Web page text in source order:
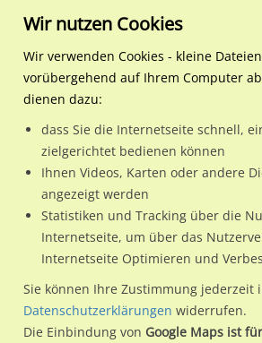
Regionale Plakatwerbung
Altona Bus-Bf
Nutze günstige Werbemöglichkeiten
Bus-Bf freistehendim Ortsteil Altona)in
Hansestadt.
Wir erheben für jede unserer
Wir nutzen Cookies
Wir verwenden Cookies - kleine
vorübergehend auf Ihrem Computer
dienen dazu:
dass Sie die Internetseite schnell,
zielgerichtet bedienen können
Ihnen Videos, Karten oder andere
angezeigt werden
Statistiken und Tracking über die
Internetseite, um über das
Internetseite Optimieren und
Sie können Ihre Zustimmung jederzeit
Datenschutzerklärungen widerrufen.
Die Einbindung von Google Maps ist